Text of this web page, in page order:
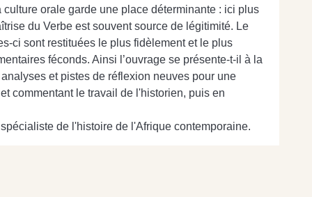
orale garde une place déterminante : ici plus
du Verbe est souvent source de légitimité. Le
ci sont restituées le plus fidèlement et le plus
féconds. Ainsi l’ouvrage se présente-t-il à la
et pistes de réflexion neuves pour une
commentant le travail de l'historien, puis en
de l'histoire de l'Afrique contemporaine.